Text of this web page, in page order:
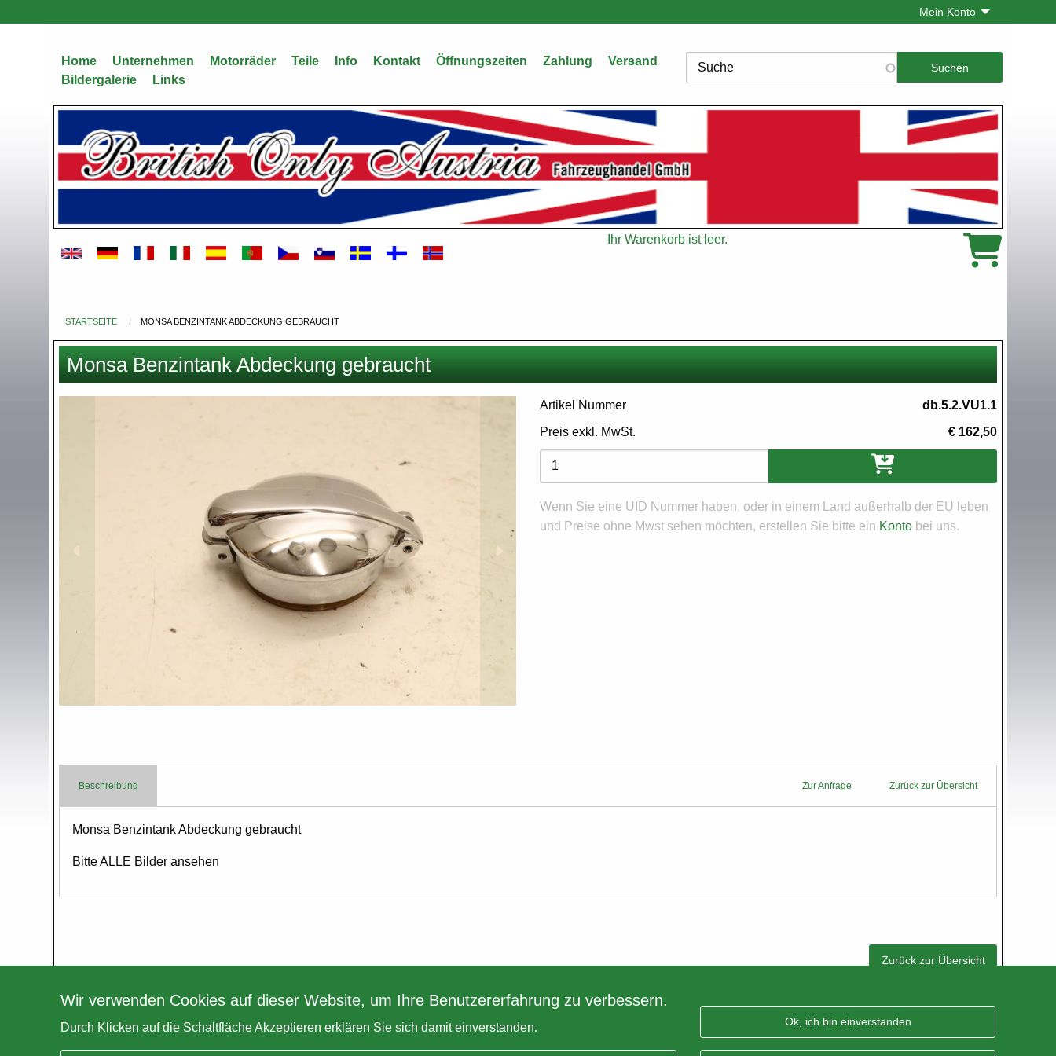
zum
Mein Konto
Home Unternehmen Motorräder Teile Info Kontakt Öffnungszeiten Zahlung
Versand
Bildergalerie
Links
Suche
Warenkorb
Ihr Warenkorb ist leer.
Du
bist
hier
STARTSEITE MONSA BENZINTANK ABDECKUNG GEBRAUCHT
Monsa Benzintank Abdeckung gebraucht
Artikel Nummer
db.5.2.VU1.1
Preis exkl. MwSt.
€ 162,50
Varianten
Wenn Sie eine UID Nummer haben, oder in einem Land außerhalb der EU leben
und Preise ohne Mwst sehen möchten, erstellen Sie bitte ein Konto bei uns.
Beschreibung Zurück zur Übersicht
Zur Anfrage
Body
Monsa Benzintank Abdeckung gebraucht
Bitte ALLE Bilder ansehen
Zurück zur Übersicht
Wir verwenden Cookies auf dieser Website, um Ihre Benutzererfahrung zu verbessern.
Durch Klicken auf die Schaltfläche Akzeptieren erklären Sie sich damit einverstanden. Ok, ich bin einverstanden